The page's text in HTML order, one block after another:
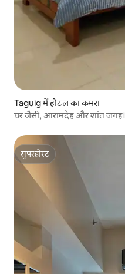
Taguig में होटल का कमरा
घर जैसी, आरामदेह और शांत जगह।
सुपरहोस्ट
सुपरहोस्ट